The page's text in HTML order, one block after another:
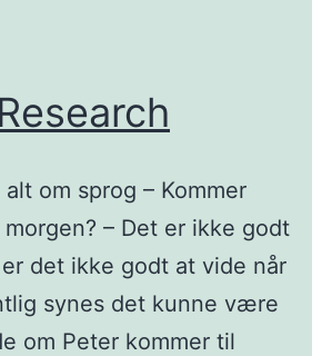
om sprog – Kommer
– Det er ikke godt
det ikke godt at vide når
synes det kunne være
om Peter kommer til